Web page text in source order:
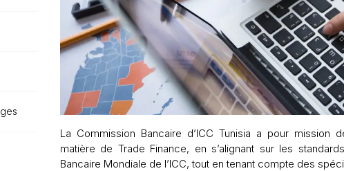
La Commission Bancaire d’ICC Tunisia a pour mission
matière de Trade Finance, en s’alignant sur les
Bancaire Mondiale de l’ICC, tout en tenant compte des